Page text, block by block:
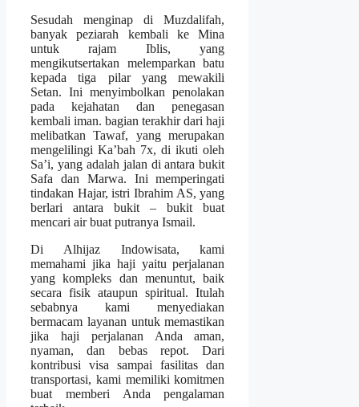
Sesudah menginap di Muzdalifah,
banyak peziarah kembali ke Mina
untuk rajam Iblis, yang
mengikutsertakan melemparkan batu
kepada tiga pilar yang mewakili
Setan. Ini menyimbolkan penolakan
pada kejahatan dan penegasan
kembali iman. bagian terakhir dari haji
melibatkan Tawaf, yang merupakan
mengelilingi Ka’bah 7x, di ikuti oleh
Sa’i, yang adalah jalan di antara bukit
Safa dan Marwa. Ini memperingati
tindakan Hajar, istri Ibrahim AS, yang
berlari antara bukit – bukit buat
mencari air buat putranya Ismail.
Di Alhijaz Indowisata, kami
memahami jika haji yaitu perjalanan
yang kompleks dan menuntut, baik
secara fisik ataupun spiritual. Itulah
sebabnya kami menyediakan
bermacam layanan untuk memastikan
jika haji perjalanan Anda aman,
nyaman, dan bebas repot. Dari
kontribusi visa sampai fasilitas dan
transportasi, kami memiliki komitmen
buat memberi Anda pengalaman